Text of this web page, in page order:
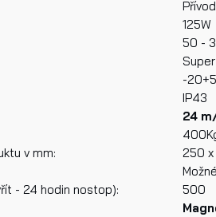
125W
50 -
-
IP43
24
v mm:
250 x
- 24 hodin nostop):
500